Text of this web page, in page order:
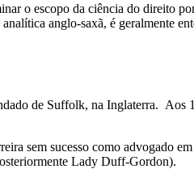
o escopo da ciência do direito
anglo-saxã, é geralmente
de Suffolk, na Inglaterra.
sem sucesso como advogado
Lady Duff-Gordon).